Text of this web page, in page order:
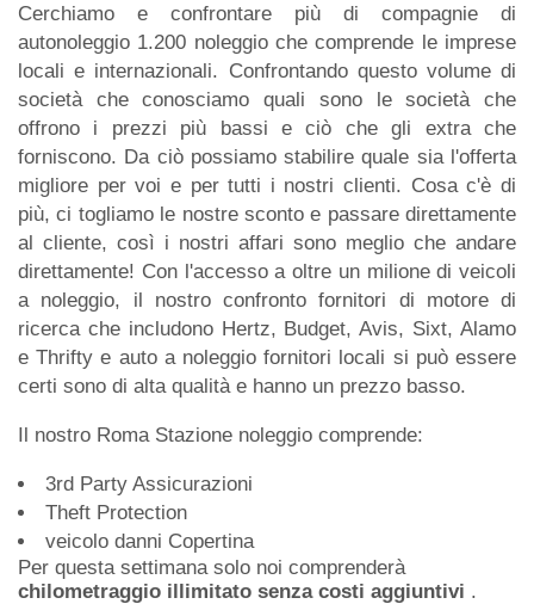
Cerchiamo e confrontare più di compagnie di
autonoleggio 1.200 noleggio che comprende le imprese
locali e internazionali. Confrontando questo volume di
società che conosciamo quali sono le società che
offrono i prezzi più bassi e ciò che gli extra che
forniscono. Da ciò possiamo stabilire quale sia l'offerta
migliore per voi e per tutti i nostri clienti. Cosa c'è di
più, ci togliamo le nostre sconto e passare direttamente
al cliente, così i nostri affari sono meglio che andare
direttamente! Con l'accesso a oltre un milione di veicoli
a noleggio, il nostro confronto fornitori di motore di
ricerca che includono Hertz, Budget, Avis, Sixt, Alamo
e Thrifty e auto a noleggio fornitori locali si può essere
certi sono di alta qualità e hanno un prezzo basso.
Il nostro Roma Stazione noleggio comprende:
3rd Party Assicurazioni
Theft Protection
veicolo danni Copertina
Per questa settimana solo noi comprenderà
chilometraggio illimitato senza costi aggiuntivi .